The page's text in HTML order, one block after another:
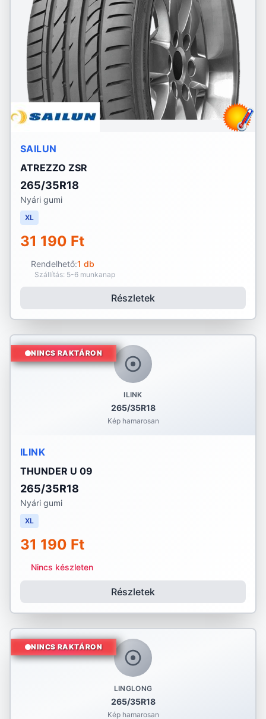
SAILUN
ATREZZO ZSR
265/35R18
Nyári gumi
XL
31 190 Ft
Rendelhető:1 db
Szállítás: 5-6 munkanap
Részletek
ILINK
265/35R18
Kép hamarosan
NINCS RAKTÁRON
ILINK
THUNDER U 09
265/35R18
Nyári gumi
XL
31 190 Ft
Nincs készleten
Részletek
LINGLONG
265/35R18
Kép hamarosan
NINCS RAKTÁRON